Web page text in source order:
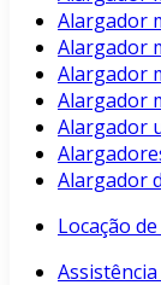
Alargador
Alargador
Alargador
Alargador
Alargador
Alargador
Locação